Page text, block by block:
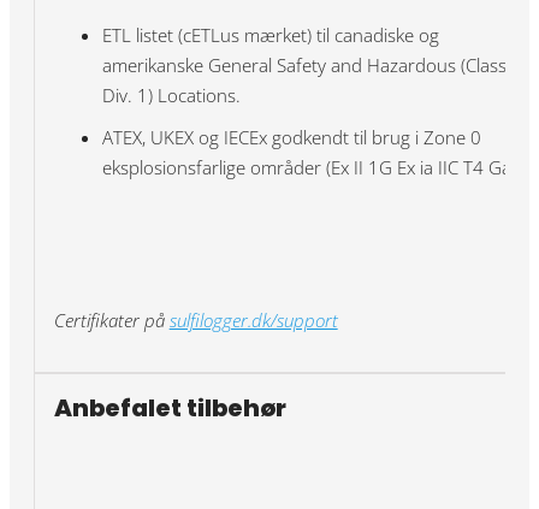
ETL listet (cETLus mærket) til canadiske og
amerikanske General Safety and Hazardous (Class l,
Div. 1) Locations.
ATEX, UKEX og IECEx godkendt til brug i Zone 0
eksplosionsfarlige områder (Ex II 1G Ex ia IIC T4 Ga)
Certifikater på sulfilogger.dk/support
Anbefalet tilbehør